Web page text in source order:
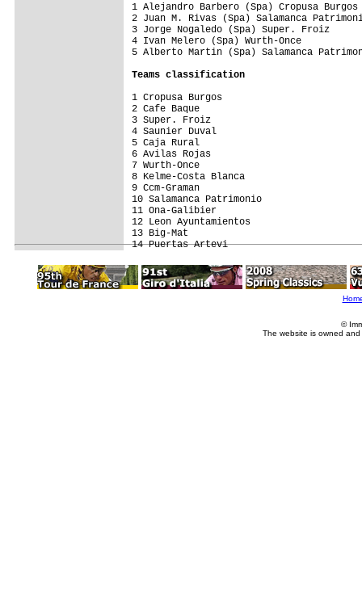
1 Alejandro Barbero (Spa) Cropusa Burgos
2 Juan M. Rivas (Spa) Salamanca
3 Jorge Nogaledo (Spa) Super. Froiz
4 Ivan Melero (Spa) Wurth-Once
5 Alberto Martin (Spa) Salamanca
Teams classification
1 Cropusa Burgos
2 Cafe Baque
3 Super. Froiz
4 Saunier Duval
5 Caja Rural
6 Avilas Rojas
7 Wurth-Once
8 Kelme-Costa Blanca
9 Ccm-Graman
10 Salamanca Patrimonio
11 Ona-Galibier
12 Leon Ayuntamientos
13 Big-Mat
©
The website is owned